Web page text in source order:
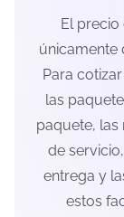
El precio
únicamente
Para
las
paquete,
de
entrega y
estos